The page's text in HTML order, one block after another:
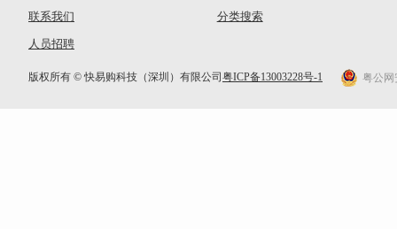
联系我们
人员招聘
分类搜索
版权所有 © 快易购科技（深圳）有限公司 粤ICP备13003228号-1 粤公网